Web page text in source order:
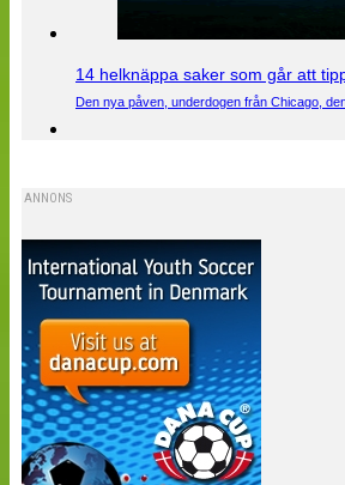
14 helknäppa saker som går att
Den nya påven, underdogen från Chicago,
ANNONS